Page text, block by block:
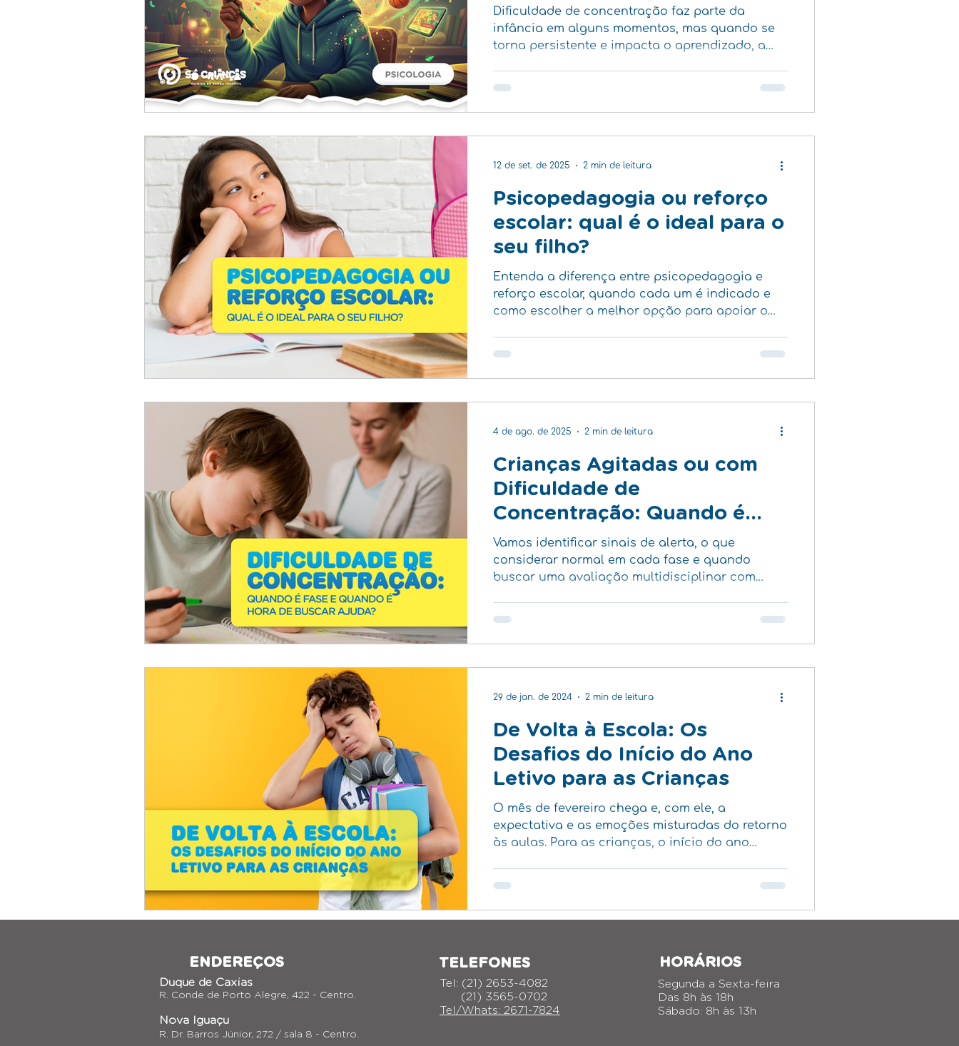
Dificuldade de concentração faz parte da
infância em alguns momentos, mas quando se
torna persistente e impacta o aprendizado, a
Psicopedagogia ou reforço
escolar: qual é o ideal para o
seu filho?
Entenda a diferença entre psicopedagogia e
reforço escolar, quando cada um é indicado e
como escolher a melhor opção para apoiar o
12 de set. de 2025 2 min de leitura
Crianças Agitadas ou com
Dificuldade de
Concentração: Quando é
Fase e Quando é Hora de
Buscar Ajuda?
Vamos identificar sinais de alerta, o que
considerar normal em cada fase e quando
buscar uma avaliação multidisciplinar com
4 de ago. de 2025 2 min de leitura
De Volta à Escola: Os
Desafios do Início do Ano
Letivo para as Crianças
O mês de fevereiro chega e, com ele, a
expectativa e as emoções misturadas do retorno
às aulas. Para as crianças, o início do ano
29 de jan. de 2024 2 min de leitura
TELEFONES
Tel: (21) 2653-4082
(21) 3565-0702
Tel/Whats: 2671-7824
HORÁRIOS
Segunda a Sexta-feira
Das 8h às 18h
Sábado: 8h às 13h
ENDEREÇOS
Duque de Caxias
R. Conde de Porto Alegre, 422 - Centro.
Nova Iguaçu
R. Dr. Barros Júnior, 272 / sala 8 - Centro.